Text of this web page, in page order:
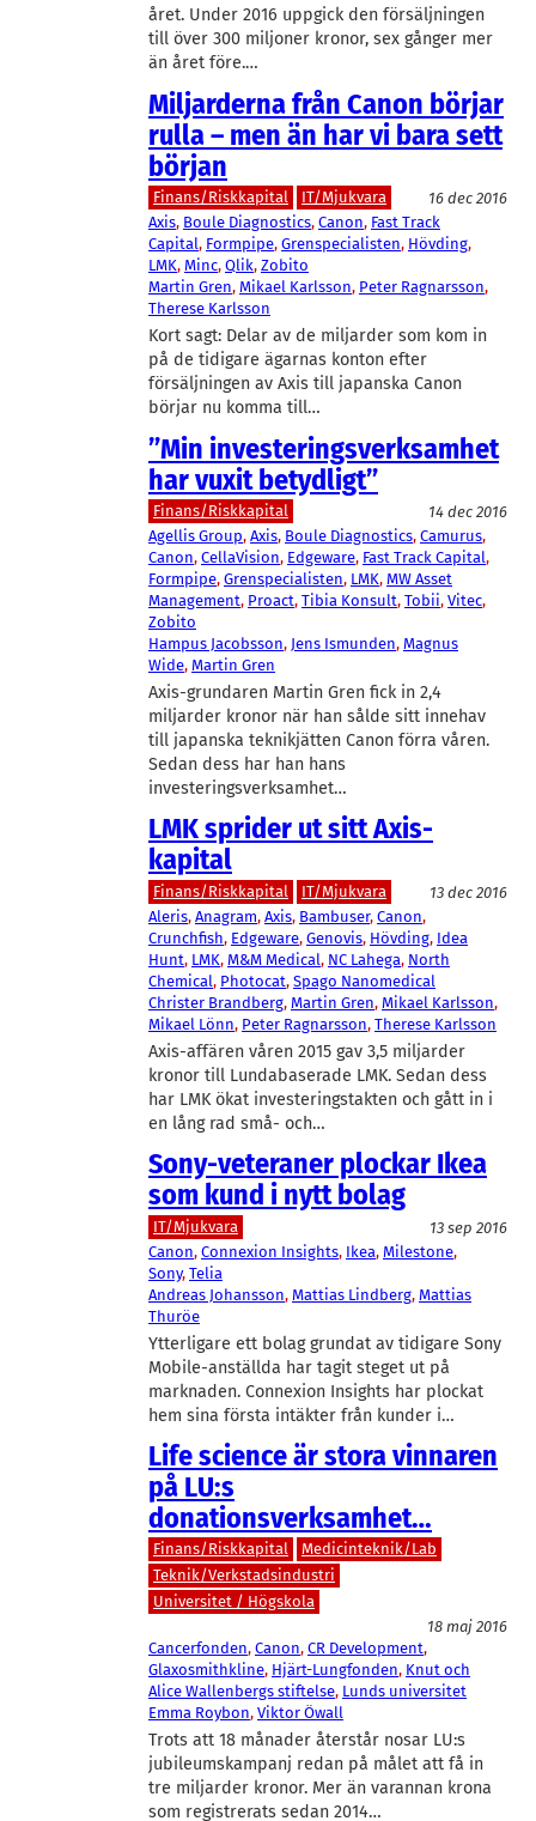
året. Under 2016 uppgick den försäljningen
till över 300 miljoner kronor, sex gånger mer
än året före.…
Miljarderna från Canon börjar
rulla – men än har vi bara sett
början
Finans/Riskkapital IT/Mjukvara
16 dec 2016
Axis, Boule Diagnostics, Canon, Fast Track
Capital, Formpipe, Grenspecialisten, Hövding
LMK, Minc, Qlik, Zobito
Martin Gren, Mikael Karlsson, Peter Ragnarsson
Therese Karlsson
Kort sagt: Delar av de miljarder som kom in
på de tidigare ägarnas konton efter
försäljningen av Axis till japanska Canon
börjar nu komma till…
”Min investeringsverksamhet
har vuxit betydligt”
Finans/Riskkapital
14 dec 2016
Agellis Group, Axis, Boule Diagnostics, Camurus
Canon, CellaVision, Edgeware, Fast Track Capital
Formpipe, Grenspecialisten, LMK, MW Asset
Management, Proact, Tibia Konsult, Tobii, Vitec
Zobito
Hampus Jacobsson, Jens Ismunden, Magnus
Wide, Martin Gren
Axis-grundaren Martin Gren fick in 2,4
miljarder kronor när han sålde sitt innehav
till japanska teknikjätten Canon förra våren.
Sedan dess har han hans
investeringsverksamhet…
LMK sprider ut sitt Axis-
kapital
Finans/Riskkapital IT/Mjukvara
13 dec 2016
Aleris, Anagram, Axis, Bambuser, Canon
Crunchfish, Edgeware, Genovis, Hövding, Idea
Hunt, LMK, M&M Medical, NC Lahega, North
Chemical, Photocat, Spago Nanomedical
Christer Brandberg, Martin Gren, Mikael Karlsson
Mikael Lönn, Peter Ragnarsson, Therese Karlsson
Axis-affären våren 2015 gav 3,5 miljarder
kronor till Lundabaserade LMK. Sedan dess
har LMK ökat investeringstakten och gått in i
en lång rad små- och…
Sony-veteraner plockar Ikea
som kund i nytt bolag
IT/Mjukvara
13 sep 2016
Canon, Connexion Insights, Ikea, Milestone
Sony, Telia
Andreas Johansson, Mattias Lindberg, Mattias
Thuröe
Ytterligare ett bolag grundat av tidigare Sony
Mobile-anställda har tagit steget ut på
marknaden. Connexion Insights har plockat
hem sina första intäkter från kunder i…
Life science är stora vinnaren
på LU:s
donationsverksamhet…
Finans/Riskkapital
Medicinteknik/Lab
Teknik/Verkstadsindustri
Universitet / Högskola
18 maj 2016
Cancerfonden, Canon, CR Development
Glaxosmithkline, Hjärt-Lungfonden, Knut och
Alice Wallenbergs stiftelse, Lunds universitet
Emma Roybon, Viktor Öwall
Trots att 18 månader återstår nosar LU:s
jubileumskampanj redan på målet att få in
tre miljarder kronor. Mer än varannan krona
som registrerats sedan 2014…